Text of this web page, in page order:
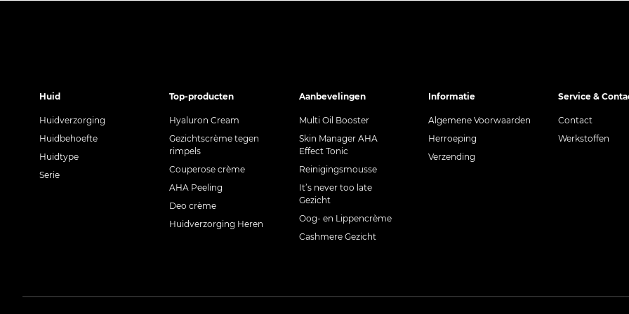
Huid
Huidverzorging
Huidbehoefte
Huidtype
Serie
Top-producten
Hyaluron Cream
Gezichtscrème tegen
rimpels
Couperose crème
AHA Peeling
Deo crème
Huidverzorging Heren
Aanbevelingen
Multi Oil Booster
Skin Manager AHA
Effect Tonic
Reinigingsmousse
It’s never too late
Gezicht
Oog- en Lippencrème
Cashmere Gezicht
Informatie
Algemene Voorwaarden
Herroeping
Verzending
Service &
Contact
Werkstoffen